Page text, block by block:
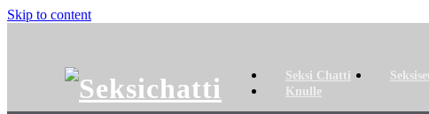
Skip to content
Seksi Chatti
Knulle